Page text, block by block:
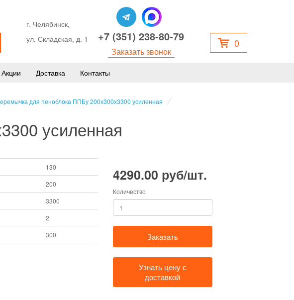
0
г. Челябинск,
ул. Складская, д. 1
+7 (351) 238-80-79
Заказать звонок
Акции Доставка Контакты
для пеноблока ППБу 200х300х3300 усиленная
усиленная
130
200
3300
2
300
4290.00 руб/шт.
Количество
Заказать
Узнать цену с
доставкой